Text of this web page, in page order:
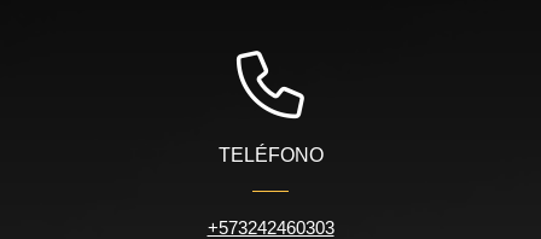
TELÉFONO
+573242460303